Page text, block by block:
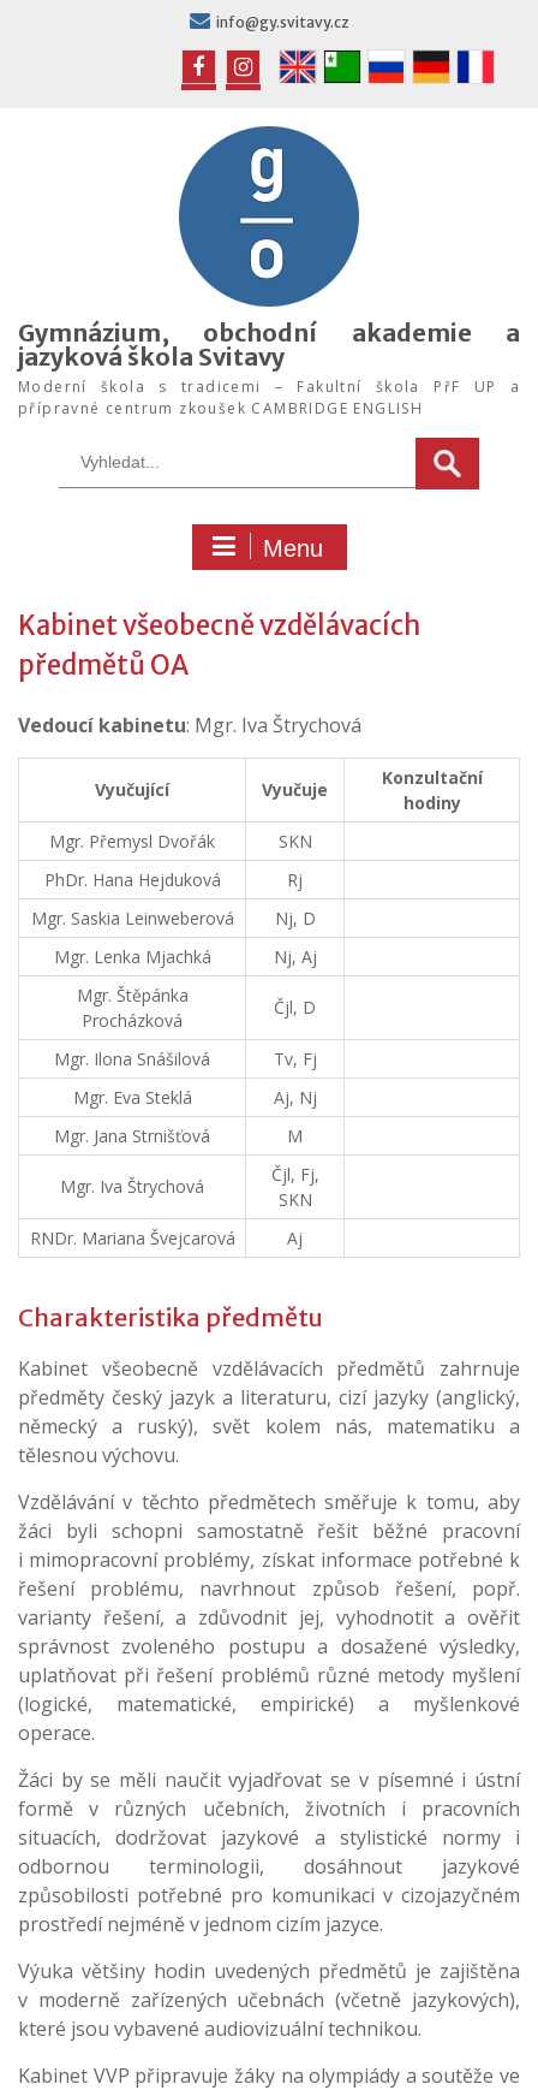
info@gy.svitavy.cz
FB IG
Gymnázium, obchodní akademie a
jazyková škola Svitavy
Moderní škola s tradicemi – Fakultní škola PřF UP a
přípravné centrum zkoušek CAMBRIDGE ENGLISH
Menu
Kabinet všeobecně vzdělávacích
předmětů OA
Vedoucí kabinetu: Mgr. Iva Štrychová
Vyučující Vyučuje
Konzultační
hodiny
Mgr. Přemysl Dvořák
SKN
PhDr. Hana Hejduková
Rj
Mgr. Saskia Leinweberová
Nj, D
Mgr. Lenka Mjachká
Nj, Aj
Mgr. Štěpánka
Procházková
Čjl, D
Mgr. Ilona Snášilová
Tv, Fj
Mgr. Eva Steklá
Aj, Nj
Mgr. Jana Strnišťová
M
Mgr. Iva Štrychová
Čjl, Fj,
SKN
RNDr. Mariana Švejcarová
Aj
Charakteristika předmětu
Kabinet všeobecně vzdělávacích předmětů zahrnuje
předměty český jazyk a literaturu, cizí jazyky (anglický,
německý a ruský), svět kolem nás, matematiku a
tělesnou výchovu.
Vzdělávání v těchto předmětech směřuje k tomu, aby
žáci byli schopni samostatně řešit běžné pracovní
i mimopracovní problémy, získat informace potřebné k
řešení problému, navrhnout způsob řešení, popř.
varianty řešení, a zdůvodnit jej, vyhodnotit a ověřit
správnost zvoleného postupu a dosažené výsledky,
uplatňovat při řešení problémů různé metody myšlení
(logické, matematické, empirické) a myšlenkové
operace.
Žáci by se měli naučit vyjadřovat se v písemné i ústní
formě v různých učebních, životních i pracovních
situacích, dodržovat jazykové a stylistické normy i
odbornou terminologii, dosáhnout jazykové
způsobilosti potřebné pro komunikaci v cizojazyčném
prostředí nejméně v jednom cizím jazyce.
Výuka většiny hodin uvedených předmětů je zajištěna
v moderně zařízených učebnách (včetně jazykových),
které jsou vybavené audiovizuální technikou.
Kabinet VVP připravuje žáky na olympiády a soutěže ve